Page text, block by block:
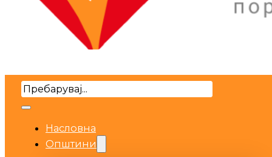
Search
Насловна
Општини